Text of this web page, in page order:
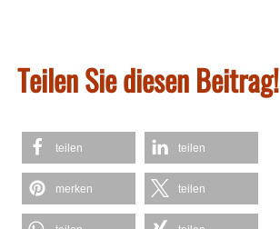
Teilen Sie diesen Beitrag!
teilen teilen
merken teilen